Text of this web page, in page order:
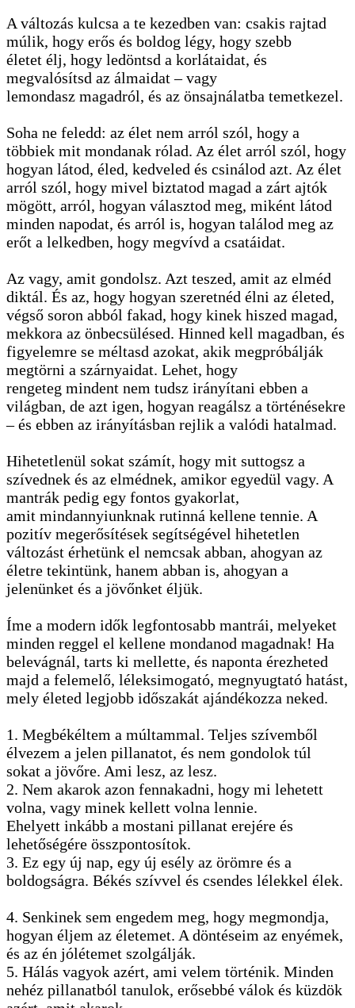
A változás kulcsa a te kezedben van: csakis rajtad
múlik, hogy erős és boldog légy, hogy szebb
életet élj, hogy ledöntsd a korlátaidat, és
megvalósítsd az álmaidat – vagy
lemondasz magadról, és az önsajnálatba temetkezel.
Soha ne feledd: az élet nem arról szól, hogy a
többiek mit mondanak rólad. Az élet arról szól, hogy
hogyan látod, éled, kedveled és csinálod azt. Az élet
arról szól, hogy mivel biztatod magad a zárt ajtók
mögött, arról, hogyan választod meg, miként látod
minden napodat, és arról is, hogyan találod meg az
erőt a lelkedben, hogy megvívd a csatáidat.
Az vagy, amit gondolsz. Azt teszed, amit az elméd
diktál. És az, hogy hogyan szeretnéd élni az életed,
végső soron abból fakad, hogy kinek hiszed magad,
mekkora az önbecsülésed. Hinned kell magadban, és
figyelemre se méltasd azokat, akik megpróbálják
megtörni a szárnyaidat. Lehet, hogy
rengeteg mindent nem tudsz irányítani ebben a
világban, de azt igen, hogyan reagálsz a történésekre
– és ebben az irányításban rejlik a valódi hatalmad.
Hihetetlenül sokat számít, hogy mit suttogsz a
szívednek és az elmédnek, amikor egyedül vagy. A
mantrák pedig egy fontos gyakorlat,
amit mindannyiunknak rutinná kellene tennie. A
pozitív megerősítések segítségével hihetetlen
változást érhetünk el nemcsak abban, ahogyan az
életre tekintünk, hanem abban is, ahogyan a
jelenünket és a jövőnket éljük.
Íme a modern idők legfontosabb mantrái, melyeket
minden reggel el kellene mondanod magadnak! Ha
belevágnál, tarts ki mellette, és naponta érezheted
majd a felemelő, léleksimogató, megnyugtató hatást,
mely életed legjobb időszakát ajándékozza neked.
1. Megbékéltem a múltammal. Teljes szívemből
élvezem a jelen pillanatot, és nem gondolok túl
sokat a jövőre. Ami lesz, az lesz.
2. Nem akarok azon fennakadni, hogy mi lehetett
volna, vagy minek kellett volna lennie.
Ehelyett inkább a mostani pillanat erejére és
lehetőségére összpontosítok.
3. Ez egy új nap, egy új esély az örömre és a
boldogságra. Békés szívvel és csendes lélekkel élek.
4. Senkinek sem engedem meg, hogy megmondja,
hogyan éljem az életemet. A döntéseim az enyémek,
és az én jólétemet szolgálják.
5. Hálás vagyok azért, ami velem történik. Minden
nehéz pillanatból tanulok, erősebbé válok és küzdök